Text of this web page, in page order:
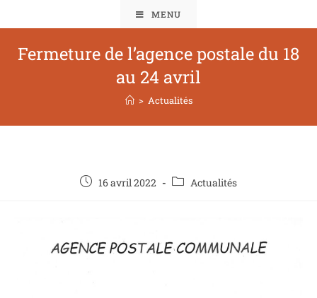
MENU
Fermeture de l’agence postale du 18
au 24 avril
> Actualités
16 avril 2022 Actualités